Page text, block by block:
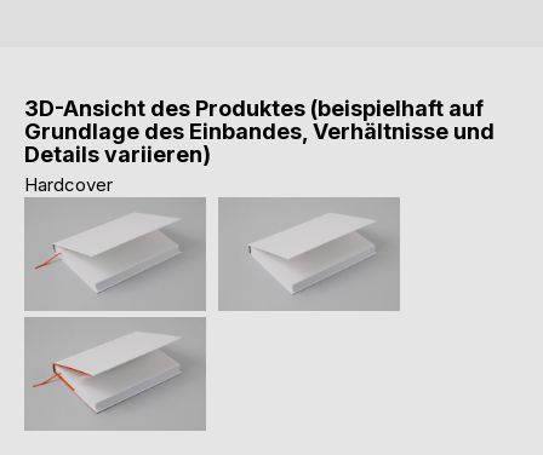
3D-Ansicht des Produktes (beispielhaft auf
Grundlage des Einbandes, Verhältnisse und
Details variieren)
Hardcover